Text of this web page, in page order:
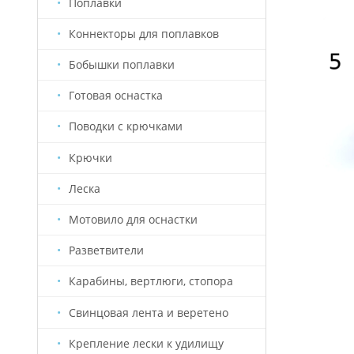
Коннекторы для поплавков
Бобышки поплавки
Готовая оснастка
Поводки с крючками
Крючки
Леска
Мотовило для оснастки
Разветвители
Карабины, вертлюги, стопора
Свинцовая лента и веретено
Крепление лески к удилищу